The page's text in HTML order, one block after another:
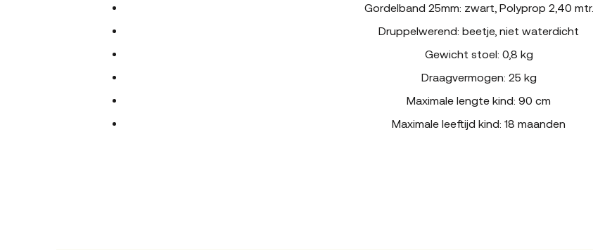
Gordelband 25mm: zwart, Polyprop 2,40 mtr.
Druppelwerend: beetje, niet waterdicht
Gewicht stoel: 0,8 kg
Draagvermogen: 25 kg
Maximale lengte kind: 90 cm
Maximale leeftijd kind: 18 maanden